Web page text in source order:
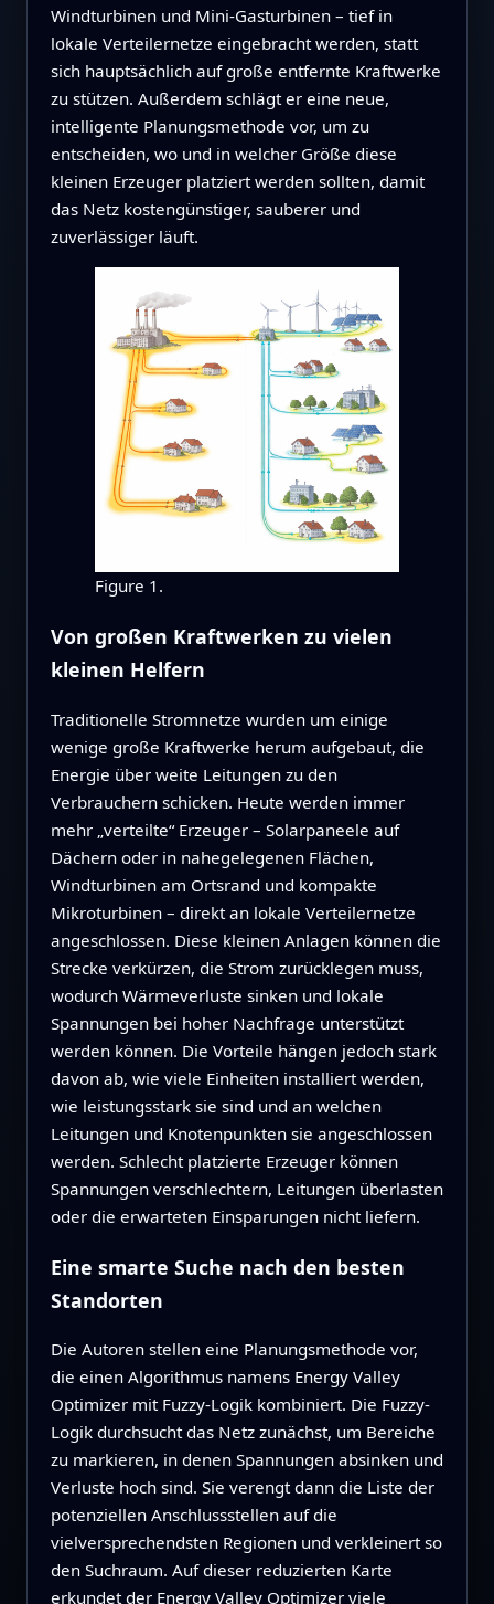
Windturbinen und Mini-Gasturbinen – tief in
lokale Verteilernetze eingebracht werden, statt
sich hauptsächlich auf große entfernte Kraftwerke
zu stützen. Außerdem schlägt er eine neue,
intelligente Planungsmethode vor, um zu
entscheiden, wo und in welcher Größe diese
kleinen Erzeuger platziert werden sollten, damit
das Netz kostengünstiger, sauberer und
zuverlässiger läuft.
Figure 1.
Von großen Kraftwerken zu vielen
kleinen Helfern
Traditionelle Stromnetze wurden um einige
wenige große Kraftwerke herum aufgebaut, die
Energie über weite Leitungen zu den
Verbrauchern schicken. Heute werden immer
mehr „verteilte“ Erzeuger – Solarpaneele auf
Dächern oder in nahegelegenen Flächen,
Windturbinen am Ortsrand und kompakte
Mikroturbinen – direkt an lokale Verteilernetze
angeschlossen. Diese kleinen Anlagen können die
Strecke verkürzen, die Strom zurücklegen muss,
wodurch Wärmeverluste sinken und lokale
Spannungen bei hoher Nachfrage unterstützt
werden können. Die Vorteile hängen jedoch stark
davon ab, wie viele Einheiten installiert werden,
wie leistungsstark sie sind und an welchen
Leitungen und Knotenpunkten sie angeschlossen
werden. Schlecht platzierte Erzeuger können
Spannungen verschlechtern, Leitungen überlasten
oder die erwarteten Einsparungen nicht liefern.
Eine smarte Suche nach den besten
Standorten
Die Autoren stellen eine Planungsmethode vor,
die einen Algorithmus namens Energy Valley
Optimizer mit Fuzzy-Logik kombiniert. Die Fuzzy-
Logik durchsucht das Netz zunächst, um Bereiche
zu markieren, in denen Spannungen absinken und
Verluste hoch sind. Sie verengt dann die Liste der
potenziellen Anschlussstellen auf die
vielversprechendsten Regionen und verkleinert so
den Suchraum. Auf dieser reduzierten Karte
erkundet der Energy Valley Optimizer viele